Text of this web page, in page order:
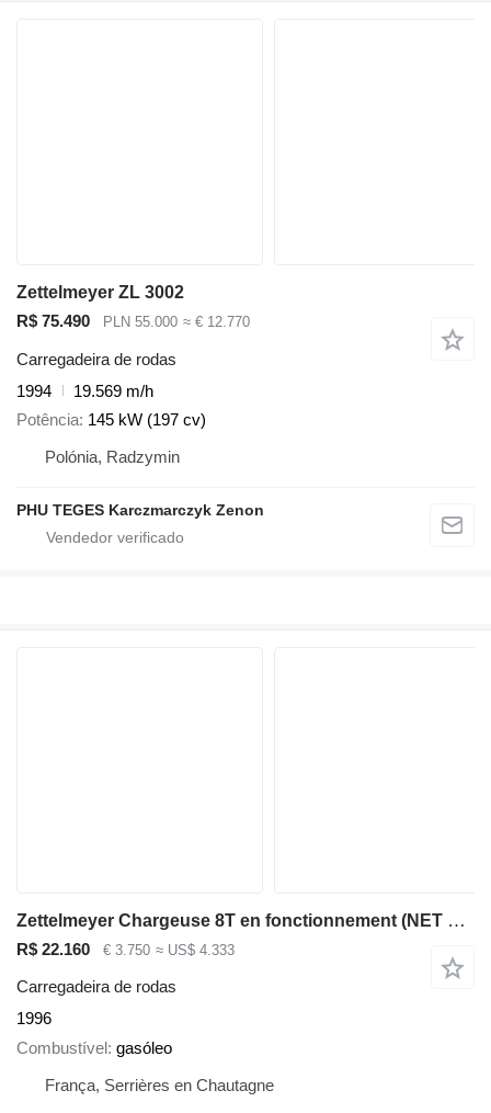
Zettelmeyer ZL 3002
R$ 75.490
PLN 55.000 ≈ € 12.770
Carregadeira de rodas
1994
19.569 m/h
Potência 145 kW (197 cv)
Polónia, Radzymin
PHU TEGES Karczmarczyk Zenon
Zettelmeyer Chargeuse 8T en fonctionnement (NET DE TVA)
R$ 22.160 € 3.750 ≈ US$ 4.333
Carregadeira de rodas
1996
Combustível gasóleo
França, Serrières en Chautagne